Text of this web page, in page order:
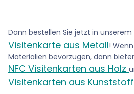
Dann bestellen Sie jetzt in unserem
Visitenkarte aus Metall!
Materialien bevorzugen, dann
NFC Visitenkarten aus Holz
Visitenkarten aus Kunststoff